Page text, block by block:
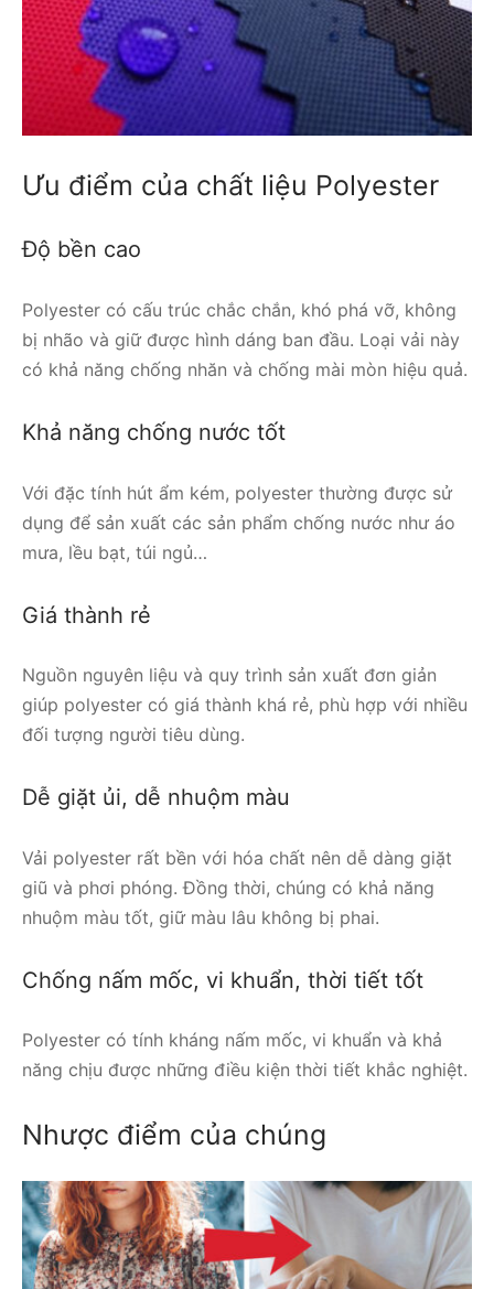
Ưu điểm của chất liệu Polyester
Độ bền cao
Polyester có cấu trúc chắc chắn, khó phá vỡ, không
bị nhão và giữ được hình dáng ban đầu. Loại vải này
có khả năng chống nhăn và chống mài mòn hiệu quả.
Khả năng chống nước tốt
Với đặc tính hút ẩm kém, polyester thường được sử
dụng để sản xuất các sản phẩm chống nước như áo
mưa, lều bạt, túi ngủ…
Giá thành rẻ
Nguồn nguyên liệu và quy trình sản xuất đơn giản
giúp polyester có giá thành khá rẻ, phù hợp với nhiều
đối tượng người tiêu dùng.
Dễ giặt ủi, dễ nhuộm màu
Vải polyester rất bền với hóa chất nên dễ dàng giặt
giũ và phơi phóng. Đồng thời, chúng có khả năng
nhuộm màu tốt, giữ màu lâu không bị phai.
Chống nấm mốc, vi khuẩn, thời tiết tốt
Polyester có tính kháng nấm mốc, vi khuẩn và khả
năng chịu được những điều kiện thời tiết khắc nghiệt.
Nhược điểm của chúng